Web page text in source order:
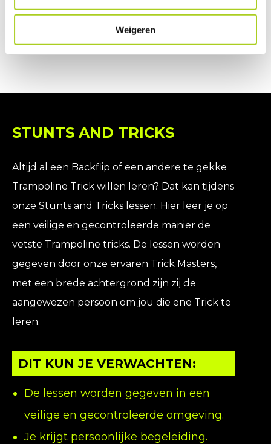
WeigerenKoop Rittenkaart
STUNTS AND TRICKS
Altijd al een Backflip of een andere te gekke
Trampoline Trick willen leren? Dat kan tijdens
onze Stunts and Tricks lessen. Hier leer je op
een veilige en gecontroleerde manier de
vetste Trampoline tricks. De lessen worden
gegeven door onze ervaren Trick Masters,
met een brede achtergrond zijn zij de
aangewezen persoon om jou die ene Trick te
leren.
DIT KUN JE VERWACHTEN:
De lessen worden gegeven in een
veilige en gecontroleerde omgeving.
Je krijgt persoonlijke begeleiding.